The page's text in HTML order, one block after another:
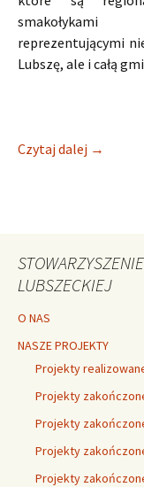
smakołykami
reprezentującymi
Lubszę, ale i całą
Czytaj dalej →
LUBSZECKIEJ
O NAS
NASZE PROJEKTY
Projekty
Projekty
Projekty
Projekty
Projekty